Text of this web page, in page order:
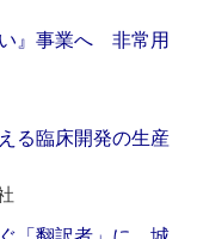
い』事業へ 非常用
る臨床開発の生産